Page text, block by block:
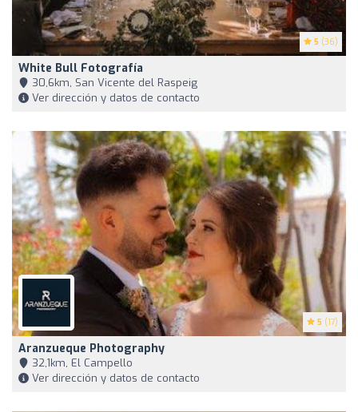
5 (36)
White Bull Fotografía
30,6km, San Vicente del Raspeig
Ver dirección y datos de contacto
5 (17)
Aranzueque Photography
32,1km, El Campello
Ver dirección y datos de contacto